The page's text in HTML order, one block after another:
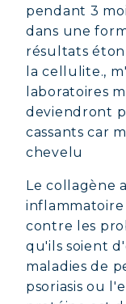
pendant 3
dans une
résultats
la cellulite.,
laboratoires
deviendront
cassants car
chevelu
Le collagène
contre les
qu'ils soient
maladies de
psoriasis ou